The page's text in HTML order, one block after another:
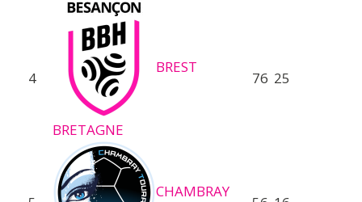
4
BREST
BRETAGNE
76 25
CHAMBRAY